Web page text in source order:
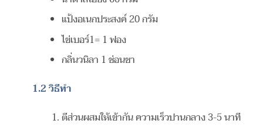
แป้งอเนกประสงค์ 20 กรัม
ไข่เบอร์1= 1 ฟอง
กลิ่นวนิลา 1 ช่อนชา
1.2 วิธีทำ
ตีส่วนผสมให้เข้ากัน ความเร็วปานกลาง 3-5 นาที